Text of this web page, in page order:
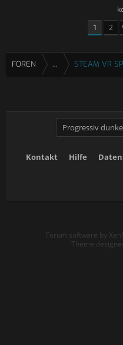
1
2
FOREN ... STEAM VR
Progressiv
Kontakt Hilfe
Forum software by
Theme